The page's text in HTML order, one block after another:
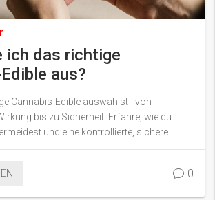
ich das richtige
aus?
Cannabis-Edible auswählst - von
bis zu Sicherheit. Erfahre, wie du
und eine kontrollierte, sichere
0